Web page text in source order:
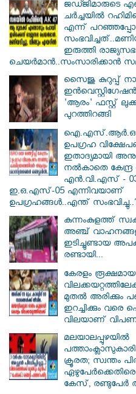
ജഡ്ജിമാരുടെ
ചർച്ചയിൽ
എന്ന്
ഇരുത്തി രാജ്യസഭ
ചെയർമാൻ..സംസാരിക്കാൻ
സൈജു കുറുപ്പ്
ഇൻവെസ്റ്റിഗേഷൻ
'ആരം' ഫസ്റ്റ്
പുറത്തിറങ്ങി
ഉപഗ്രഹ
ഇതാദ്യമായി
നൽകാതെ കേന്ദ്ര
എൻ.വി.എസ് -
ഇ.ഒ.എസ്-05 എന്നിവയാണ്
ഉപഗ്രഹങ്ങൾ..എന്ത്
കുന്നംകുളത്ത്
അഞ്ച്
ഇടിച്ചുണ്ടായ
രണ്ടായി...
കേരളം രൂക്ഷമായ
മുതൽ അരിക്കും
ഇറച്ചിക്കും വരെ
വിലയാണ്
മലയാലപ്പുഴയിൽ
ക്രൂരത; സ്വന്തം
കേസ്, രണ്ടുപേർ